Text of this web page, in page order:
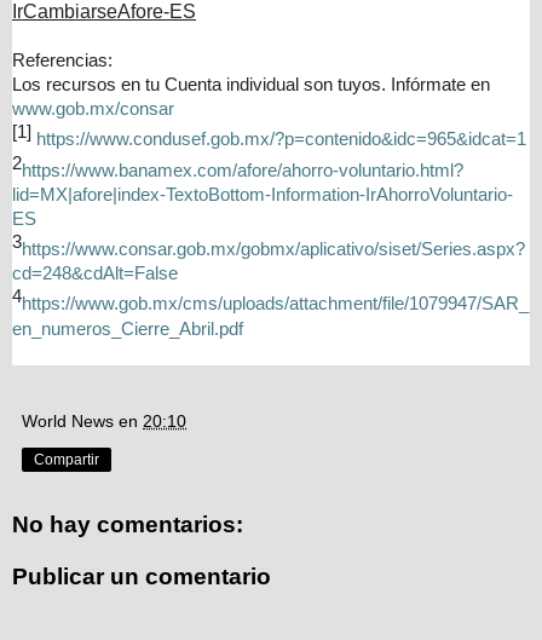
IrCambiarseAfore-ES
Referencias:
Los recursos en tu Cuenta individual son tuyos.
Infórmate en
www.gob.mx/consar
[1] https://www.condusef.gob.mx/?p=contenido&idc=965&idcat=1
2https://www.banamex.com/afore/ahorro-voluntario.html?
lid=MX|afore|index-TextoBottom-Information-IrAhorroVoluntario-
ES
3https://www.consar.gob.mx/gobmx/aplicativo/siset/Series.aspx?
cd=248&cdAlt=False
4https://www.gob.mx/cms/uploads/attachment/file/1079947/SAR_
en_numeros_Cierre_Abril.pdf
World News en 20:10
Compartir
No hay comentarios:
Publicar un comentario